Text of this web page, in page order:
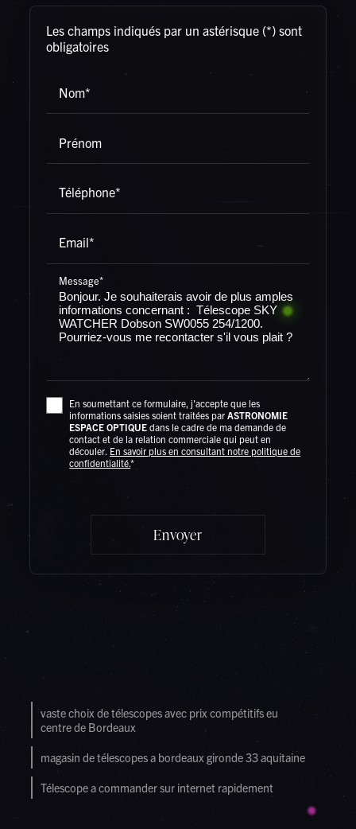
Rechercher
Les champs indiqués par un astérisque (*) sont
obligatoires
Nom*
Prénom
Téléphone*
Email*
Message*
En soumettant ce formulaire, j'accepte que les
informations saisies soient traitées parASTRONOMIE
ESPACE OPTIQUE dans le cadre de ma demande de
contact et de la relation commerciale qui peut en
découler. En savoir plus en consultant notre politique de
confidentialité.*
vaste choix de télescopes avec prix compétitifs eu
centre de Bordeaux
magasin de télescopes a bordeaux gironde 33 aquitaine
Télescope a commander sur internet rapidement